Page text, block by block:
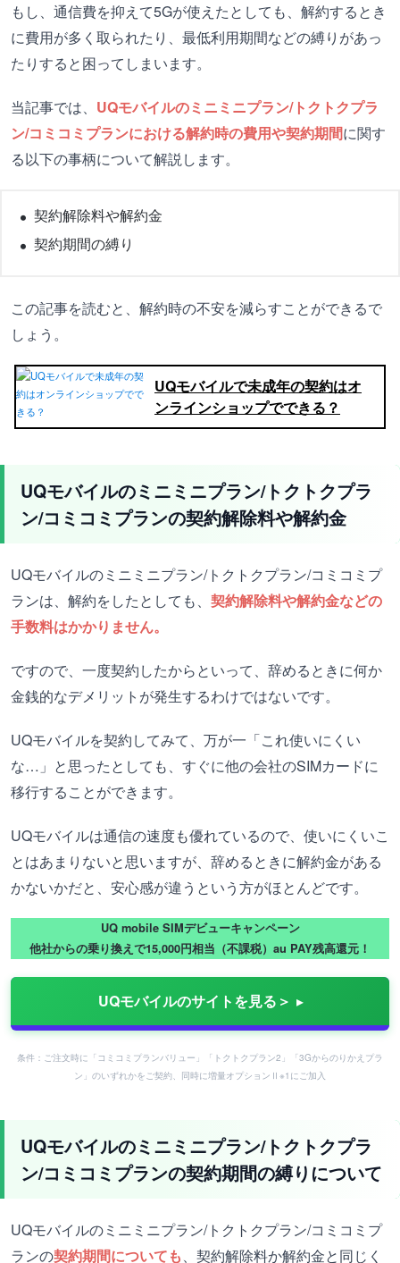
もし、通信費を抑えて5Gが使えたとしても、解約するとき
に費用が多く取られたり、最低利用期間などの縛りがあっ
たりすると困ってしまいます。
当記事では、 UQモバイルのミニミニプラン/トクトクプラ
ン/コミコミプランにおける解約時の費用や契約期間に関す
る以下の事柄について解説します。
契約解除料や解約金
契約期間の縛り
この記事を読むと、解約時の不安を減らすことができるで
しょう。
UQモバイルで未成年の契約はオ
ンラインショップでできる？
UQモバイルのミニミニプラン/トクトクプラ
ン/コミコミプランの契約解除料や解約金
UQモバイルのミニミニプラン/トクトクプラン/コミコミプ
ランは、解約をしたとしても、 契約解除料や解約金などの
手数料はかかりません。
ですので、一度契約したからといって、辞めるときに何か
金銭的なデメリットが発生するわけではないです。
UQモバイルを契約してみて、万が一「これ使いにくい
な…」と思ったとしても、すぐに他の会社のSIMカードに
移行することができます。
UQモバイルは通信の速度も優れているので、使いにくいこ
とはあまりないと思いますが、辞めるときに解約金がある
かないかだと、安心感が違うという方がほとんどです。
UQ mobile SIMデビューキャンペーン
他社からの乗り換えで15,000円相当（不課税）au PAY残高還元！
UQモバイルのサイトを見る＞
条件：ご注文時に「コミコミプランバリュー」「トクトクプラン2」「3Gからのりかえプラ
ン」のいずれかをご契約、同時に増量オプションⅡ※1にご加入
UQモバイルのミニミニプラン/トクトクプラ
ン/コミコミプランの契約期間の縛りについて
UQモバイルのミニミニプラン/トクトクプラン/コミコミプ
ランの契約期間についても、契約解除料か解約金と同じく